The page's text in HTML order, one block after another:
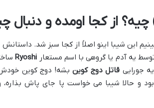
این شیبا اینو اصلاً از کجا سبز شد.
Ryoshi
جورایی قاتل دوج کوینبشه! دوج کوین خودش
و حالا شیبا می خواست پا جای پاش بذاره،